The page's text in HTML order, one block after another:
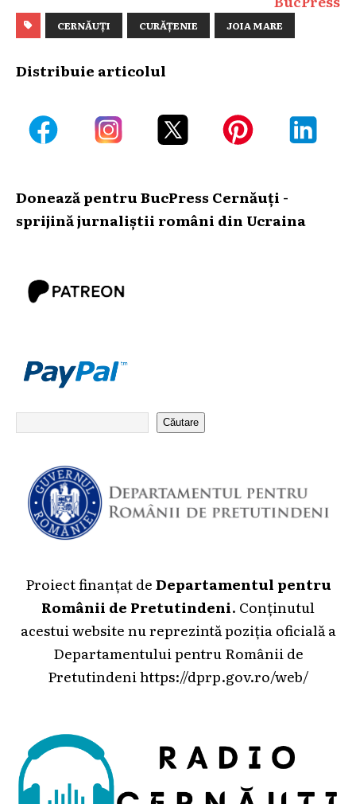
CERNĂUȚI CURĂȚENIE JOIA MARE
Distribuie articolul
Donează pentru BucPress Cernăuți -
sprijină jurnaliștii români din Ucraina
Căutare
Proiect finanțat deDepartamentul pentru
Românii de Pretutindeni. Conținutul
acestui website nu reprezintă poziția oficială a
Departamentului pentru Românii de
Pretutindeni https://dprp.gov.ro/web/